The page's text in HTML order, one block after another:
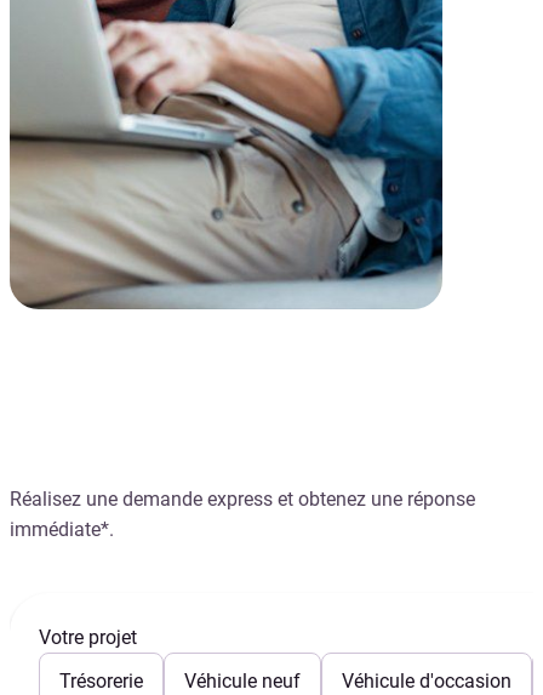
Réalisez une demande express et obtenez une réponse
immédiate*.
Votre projet
Trésorerie
Véhicule neuf
Véhicule d'occasion